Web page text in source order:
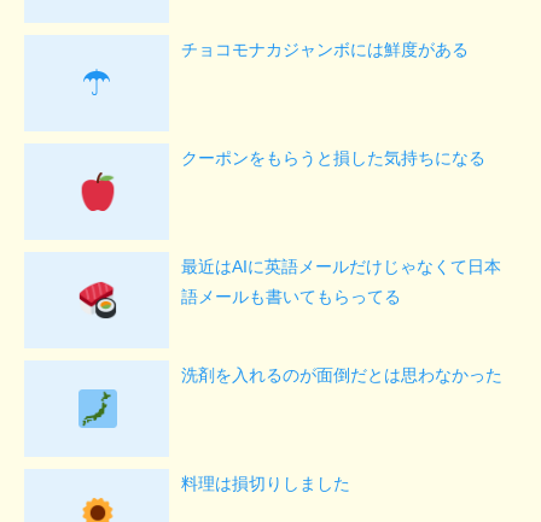
☂
チョコモナカジャンボには鮮度がある
クーポンをもらうと損した気持ちになる
最近はAIに英語メールだけじゃなくて日本
語メールも書いてもらってる
洗剤を入れるのが面倒だとは思わなかった
料理は損切りしました